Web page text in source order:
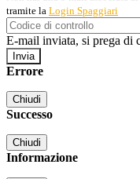
tramite la Login Spaggiari
E-mail inviata, si prega di
Errore
Chiudi
Successo
Chiudi
Informazione